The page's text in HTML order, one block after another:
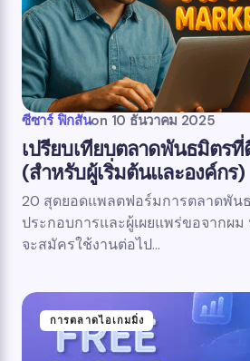
ซีซาร์ ฟิกสันon 10 ธันวาคม 2025
เปรียบเทียบตลาดพันธมิตร
(สำหรับผู้เริ่มต้นและองค์กร)
20 สุดยอดแพลตฟอร์มการตลาดพั
ประกอบการและผู้เผยแพร่ขอจากผ
จะสมัครใช้งานต่อไป…
การตลาดไอเกมมิ่ง